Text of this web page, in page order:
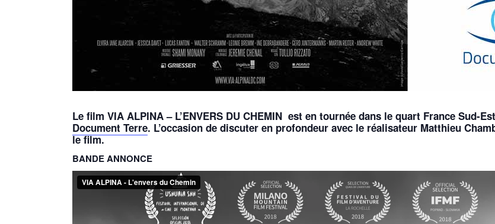
Le film VIA ALPINA – L’ENVERS DU CHEMIN est en tournée dans le quart France Sud-
Document Terre. L’occasion de discuter en profondeur avec le réalisateur Matthieu
le film.
BANDE ANNONCE